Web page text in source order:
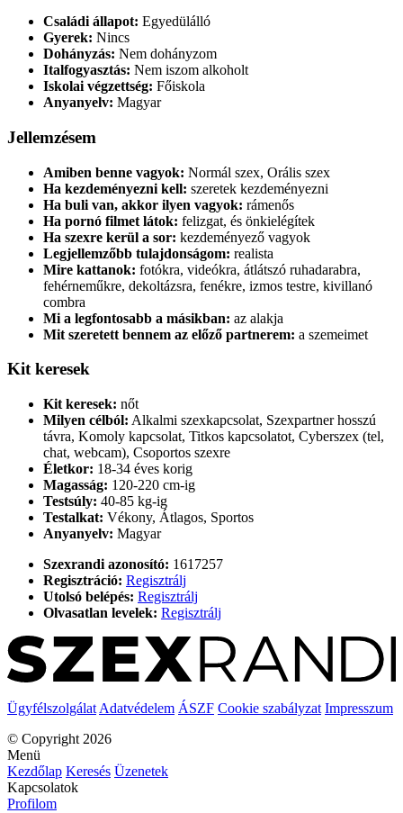
Családi állapot: Egyedülálló
Gyerek: Nincs
Dohányzás: Nem dohányzom
Italfogyasztás: Nem iszom alkoholt
Iskolai végzettség: Főiskola
Anyanyelv: Magyar
Jellemzésem
Amiben benne vagyok: Normál szex, Orális szex
Ha kezdeményezni kell: szeretek kezdeményezni
Ha buli van, akkor ilyen vagyok: rámenős
Ha pornó filmet látok: felizgat, és önkielégítek
Ha szexre kerül a sor: kezdeményező vagyok
Legjellemzőbb tulajdonságom: realista
Mire kattanok: fotókra, videókra, átlátszó ruhadarabra,
fehérneműkre, dekoltázsra, fenékre, izmos testre, kivillanó
combra
Mi a legfontosabb a másikban: az alakja
Mit szeretett bennem az előző partnerem: a szemeimet
Kit keresek
Kit keresek: nőt
Milyen célból: Alkalmi szexkapcsolat, Szexpartner hosszú
távra, Komoly kapcsolat, Titkos kapcsolatot, Cyberszex (tel,
chat, webcam), Csoportos szexre
Életkor: 18-34 éves korig
Magasság: 120-220 cm-ig
Testsúly: 40-85 kg-ig
Testalkat: Vékony, Átlagos, Sportos
Anyanyelv: Magyar
Szexrandi azonosító: 1617257
Regisztráció: Regisztrálj
Utolsó belépés: Regisztrálj
Olvasatlan levelek: Regisztrálj
Ügyfélszolgálat Adatvédelem ÁSZF Cookie szabályzat Impresszum
© Copyright 2026
Menü
Kezdőlap Keresés Üzenetek
Kapcsolatok
Profilom